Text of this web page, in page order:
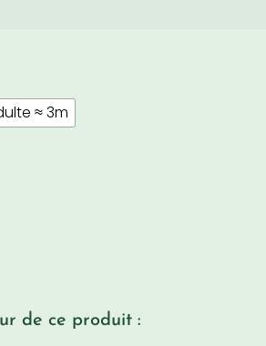
≈ 3m
de ce produit :